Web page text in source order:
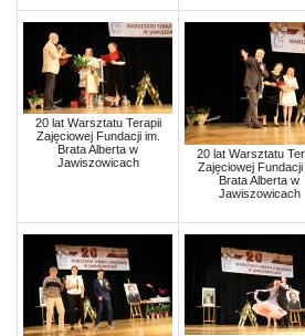
20 lat Warsztatu Terapii
Zajęciowej Fundacji im.
Brata Alberta w
Jawiszowicach
20 lat Warsztatu
Zajęciowej Fundacji
Brata Alberta w
Jawiszowicach